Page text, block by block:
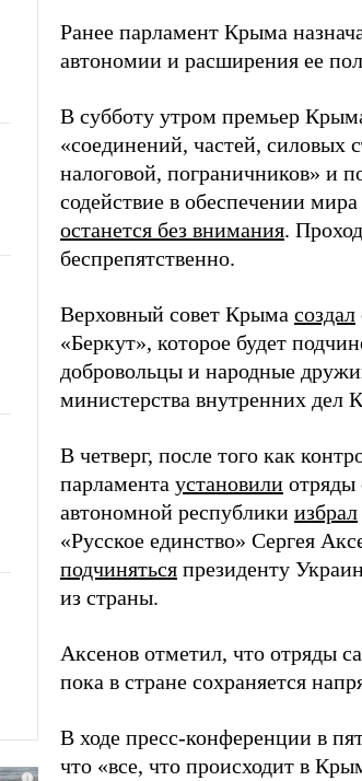
Ранее парламент Крыма
автономии и расширения ее
В субботу утром премьер
«соединений, частей,
налоговой, пограничников» и
содействие в обеспечении
останется без внимания.
беспрепятственно.
Верховный совет Крыма создал
«Беркут», которое будет
добровольцы и народные
министерства внутренних
В четверг, после того как
парламента установили отряды
автономной республики избрал
«Русское единство» Сергея
подчиняться президенту
из страны.
Аксенов отметил, что отряды
пока в стране сохраняется
В ходе пресс-конференции в
что «все, что происходит в